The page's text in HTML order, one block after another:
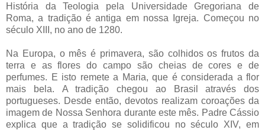
História da Teologia pela Universidade Gregoriana de
Roma, a tradição é antiga em nossa Igreja. Começou no
século XIII, no ano de 1280.
Na Europa, o mês é primavera, são colhidos os frutos da
terra e as flores do campo são cheias de cores e de
perfumes. E isto remete a Maria, que é considerada a flor
mais bela. A tradição chegou ao Brasil através dos
portugueses. Desde então, devotos realizam coroações da
imagem de Nossa Senhora durante este mês. Padre Cássio
explica que a tradição se solidificou no século XIV, em